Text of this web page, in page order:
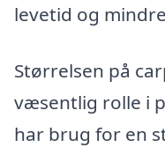
levetid og
Størrelsen på
væsentlig rolle i
har brug for en